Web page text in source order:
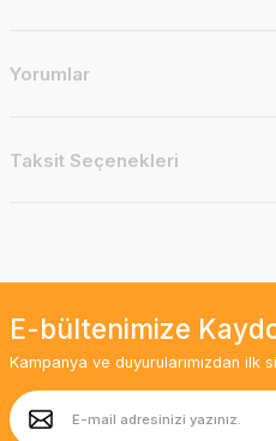
Yorumlar
Taksit Seçenekleri
E-bültenimize
Kampanya ve duyurularımızdan ilk